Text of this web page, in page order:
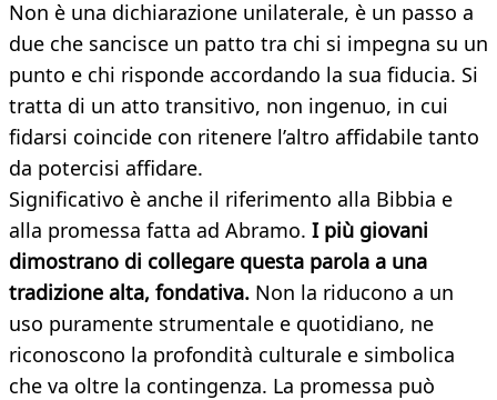
Non è una dichiarazione unilaterale, è un passo a
due che sancisce un patto tra chi si impegna su un
punto e chi risponde accordando la sua fiducia. Si
tratta di un atto transitivo, non ingenuo, in cui
fidarsi coincide con ritenere l’altro affidabile tanto
da potercisi affidare.
Significativo è anche il riferimento alla Bibbia e
alla promessa fatta ad Abramo. I più giovani
dimostrano di collegare questa parola a una
tradizione alta, fondativa. Non la riducono a un
uso puramente strumentale e quotidiano, ne
riconoscono la profondità culturale e simbolica
che va oltre la contingenza. La promessa può